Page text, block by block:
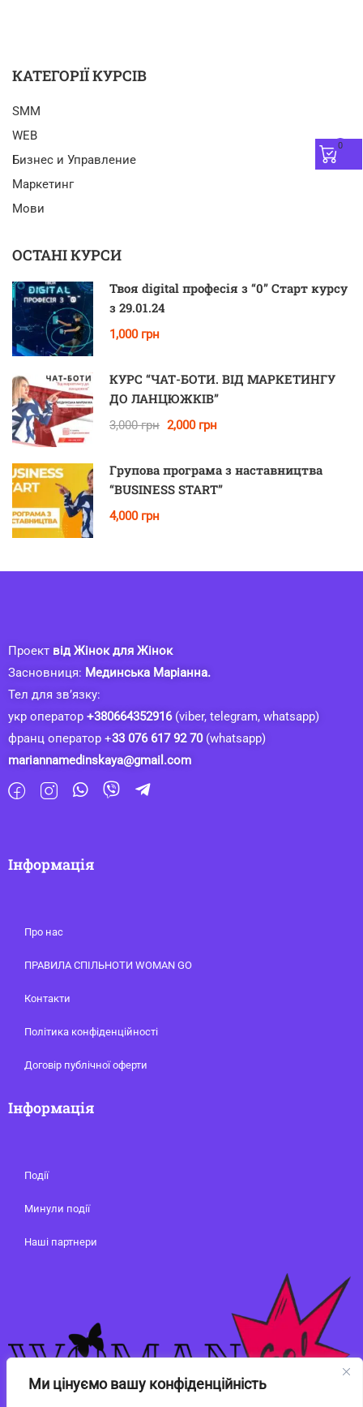
Ми цінуємо вашу конфіденційність
КАТЕГОРІЇ КУРСІВ
SMM
WEB
Бизнес и Управление
Маркетинг
Мови
ОСТАНІ КУРСИ
Твоя digital професія з “0” Старт курсу
з 29.01.24
1,000 грн
КУРС “ЧАТ-БОТИ. ВІД МАРКЕТИНГУ
ДО ЛАНЦЮЖКІВ”
3,000 грн 2,000 грн
Групова програма з наставництва
“BUSINESS START”
4,000 грн
Проект від Жінок для Жінок
Засновниця: Мединська Маріанна.
Тел для зв’язку:
укр оператор +380664352916(viber, telegram, whatsapp)
франц оператор +33 076 617 92 70(whatsapp)
mariannamedinskaya@gmail.com
Інформація
Про нас
ПРАВИЛА СПІЛЬНОТИ WOMAN GO
Контакти
Політика конфіденційності
Договір публічної оферти
Інформація
Події
Минули події
Наші партнери
0